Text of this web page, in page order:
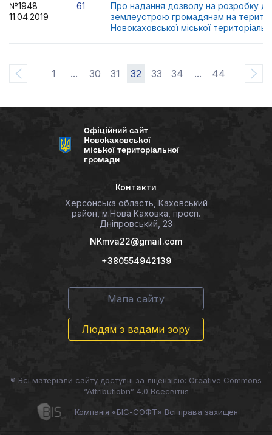
№1948
11.04.2019
61
Про надання дозволу на розробку
землеустрою громадянам на
Новокаховської міської
1 ... 30 31 32 33 34 ... 44
Офіційний сайт
Новокаховської
міської територіальної
громади
Контакти
Херсонська область, Каховський
район, м.Нова Каховка, просп.
Дніпровський, 23
NKmva22@gmail.com
+380554942139
Мапа сайту
Людям з вадами зору
® Всі матеріали сайту доступні за ліцензією: Creative Commons
“Attributiobn” 4.0 Всесвітня
Компанія «БІС-СОФТ» Всі права захищен